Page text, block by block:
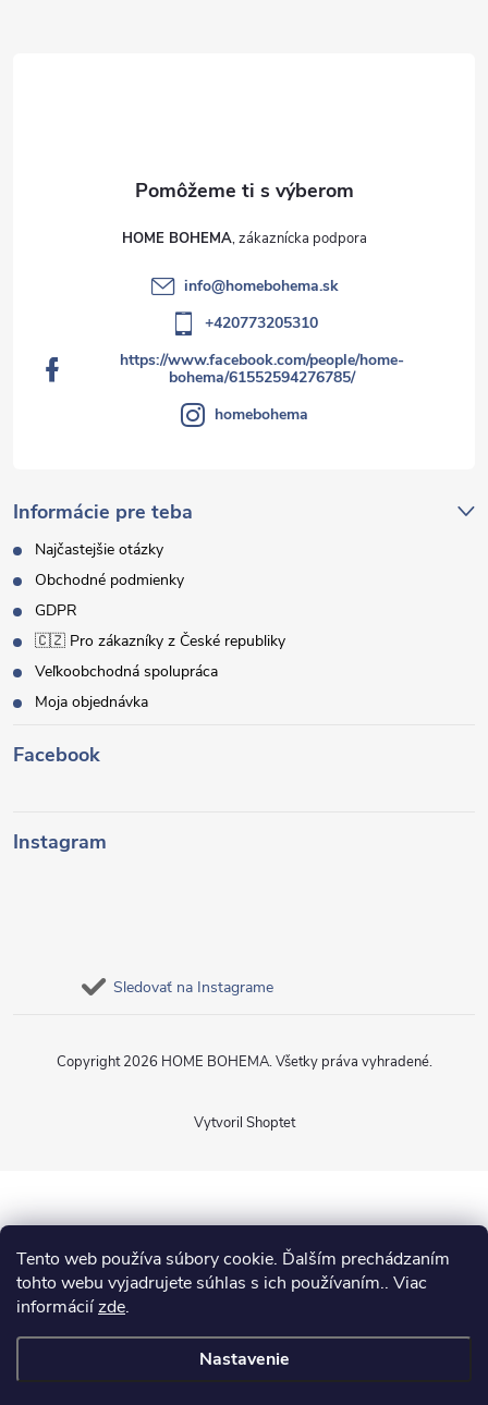
Tento web používa súbory cookie. Ďalším prechádzaním
tohto webu vyjadrujete súhlas s ich používaním.. Viac
informáciízde.
Nastavenie
Informácie pre teba
Najčastejšie otázky
Obchodné podmienky
GDPR
🇨🇿 Pro zákazníky z České republiky
Veľkoobchodná spolupráca
Moja objednávka
HOME BOHEMA
info@homebohema.sk
+420773205310
https://www.facebook.com/people/home-
bohema/61552594276785/
homebohema
Facebook
Instagram
Sledovať na Instagrame
Vytvoril Shoptet
Copyright 2026 HOME BOHEMA. Všetky práva vyhradené.